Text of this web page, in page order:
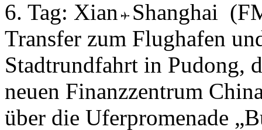
6. Tag: Xian Shanghai
Transfer zum Flughafen
Stadtrundfahrt in Pudong,
neuen Finanzzentrum
über die Uferpromenade